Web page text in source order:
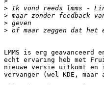
>
>
>
>
LMMS is erg
echt ervaring heb met
nieuwe versie uitkomt
vervanger (wel KDE, maar